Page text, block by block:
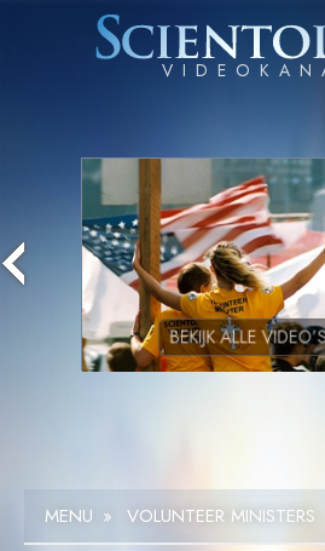
BEKIJKALLE VIDEO’S
MENU » VOLUNTEER MINISTERS